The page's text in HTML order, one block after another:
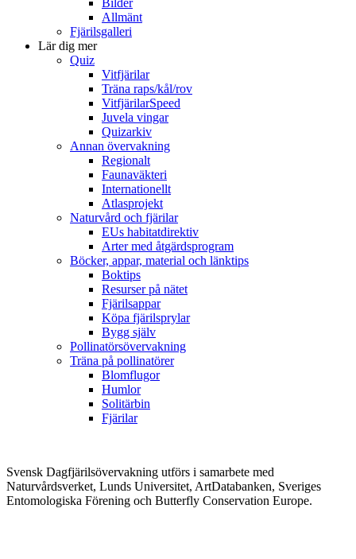
Allmänt
Fjärilsgalleri
Lär dig mer
Quiz
Vitfjärilar
Träna raps/kål/rov
VitfjärilarSpeed
Juvela vingar
Quizarkiv
Annan övervakning
Regionalt
Faunaväkteri
Internationellt
Atlasprojekt
Naturvård och fjärilar
EUs habitatdirektiv
Arter med åtgärdsprogram
Böcker, appar, material och länktips
Boktips
Resurser på nätet
Fjärilsappar
Köpa fjärilsprylar
Bygg själv
Pollinatörsövervakning
Träna på pollinatörer
Blomflugor
Humlor
Solitärbin
Fjärilar
Svensk Dagfjärilsövervakning utförs i samarbete med
Naturvårdsverket, Lunds Universitet, ArtDatabanken, Sveriges
Entomologiska Förening och Butterfly Conservation Europe.